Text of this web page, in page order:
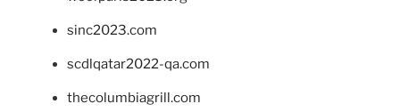
sinc2023.com
scdlqatar2022-qa.com
thecolumbiagrill.com